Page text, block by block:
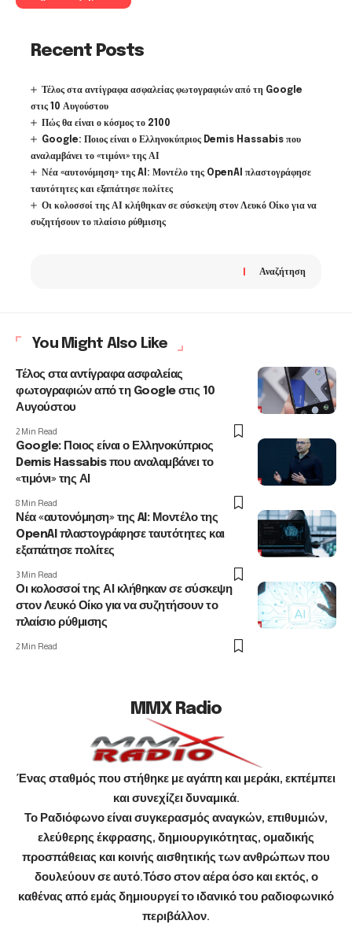
Recent Posts
Τέλος στα αντίγραφα ασφαλείας φωτογραφιών από τη Google
στις 10 Αυγούστου
Πώς θα είναι ο κόσμος το 2100
Google: Ποιος είναι ο Ελληνοκύπριος Demis Hassabis που
αναλαμβάνει το «τιμόνι» της ΑΙ
Νέα «αυτονόμηση» της AI: Μοντέλο της OpenAI πλαστογράφησε
ταυτότητες και εξαπάτησε πολίτες
Οι κολοσσοί της ΑΙ κλήθηκαν σε σύσκεψη στον Λευκό Οίκο για να
συζητήσουν το πλαίσιο ρύθμισης
Αναζήτηση
You Might Also Like
Τέλος στα αντίγραφα ασφαλείας
φωτογραφιών από τη Google στις 10
Αυγούστου
2 Min Read
Google: Ποιος είναι ο Ελληνοκύπριος
Demis Hassabis που αναλαμβάνει το
«τιμόνι» της ΑΙ
8 Min Read
Νέα «αυτονόμηση» της AI: Μοντέλο της
OpenAI πλαστογράφησε ταυτότητες και
εξαπάτησε πολίτες
3 Min Read
Οι κολοσσοί της ΑΙ κλήθηκαν σε σύσκεψη
στον Λευκό Οίκο για να συζητήσουν το
πλαίσιο ρύθμισης
2 Min Read
MMX Radio
Ένας σταθμός που στήθηκε με αγάπη και μεράκι, εκπέμπει
και συνεχίζει δυναμικά.
Το Ραδιόφωνο είναι συγκερασμός αναγκών, επιθυμιών,
ελεύθερης έκφρασης, δημιουργικότητας, ομαδικής
προσπάθειας και κοινής αισθητικής των ανθρώπων που
δουλεύουν σε αυτό.Τόσο στον αέρα όσο και εκτός, ο
καθένας από εμάς δημιουργεί το ιδανικό του ραδιοφωνικό
περιβάλλον.